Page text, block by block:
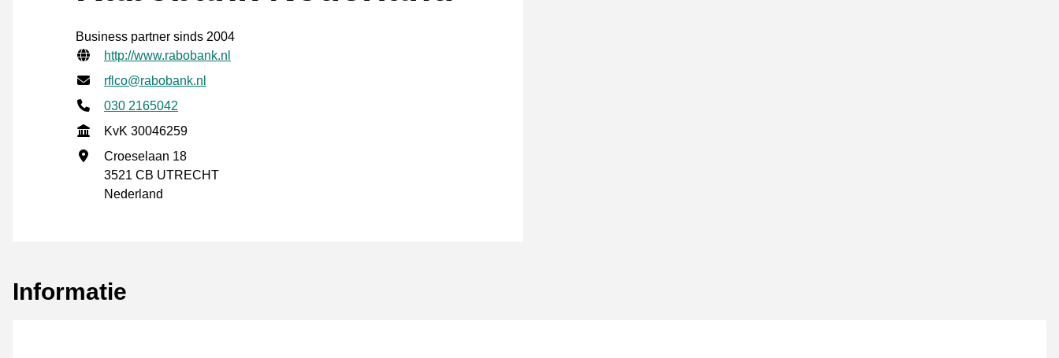
Business partner sinds 2004
Gecontroleerde contactgegevens
Website URL
http://www.rabobank.nl
E-mailadres
rflco@rabobank.nl
Telefoonnummer
030 2165042
KvKKvK 30046259
Vestigingsadres
Croeselaan 18
3521 CB UTRECHT
Nederland
Informatie